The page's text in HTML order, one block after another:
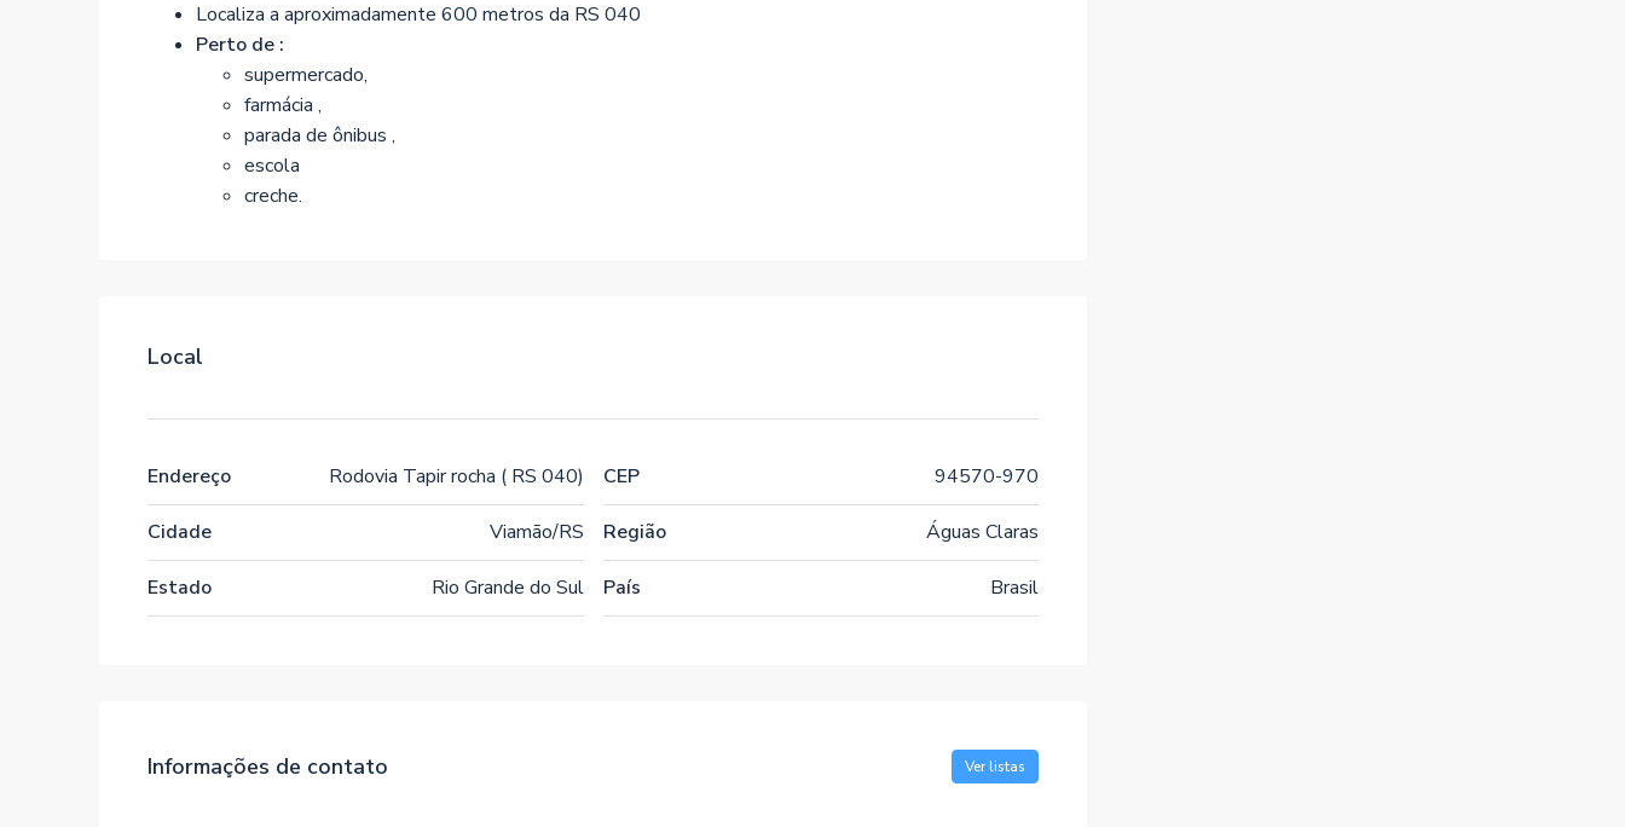
Localiza a aproximadamente 600 metros da RS 040
Perto de :
supermercado,
farmácia ,
parada de ônibus ,
escola
creche.
Local
Endereço Rodovia Tapir rocha ( RS 040)
Cidade Viamão/RS
Estado Rio Grande do Sul
CEP 94570-970
Região Águas Claras
País Brasil
Informações de contato Ver listas